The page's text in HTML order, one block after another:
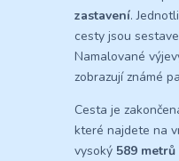
zastavení.
cesty jsou
Namalované
zobrazují známé
Cesta je
které najdete na
vysoký 589